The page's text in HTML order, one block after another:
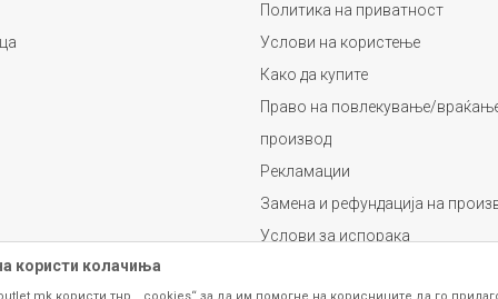
Политика на приватност
Услови на користење
Како да купите
Право на повлекување/
производ
Рекламации
Замена и рефундација на
Услови за испорака
користи колачиња